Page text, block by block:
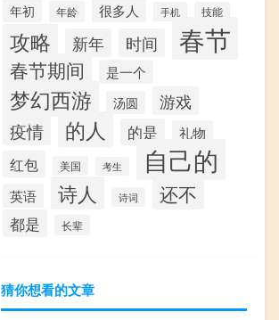
年初
年龄 很多人 手机 技能
攻略 新年 时间 春节
春节期间 是一个
梦幻西游 汤圆 游戏
疫情 的人 的是 礼物
红包 美国 考生 自己的
英语 诗人 诗词 还不
都是 长辈
猜你想看的文章